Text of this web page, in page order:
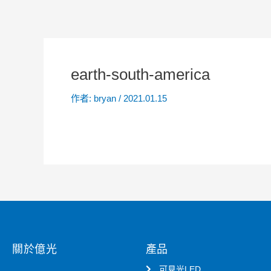
earth-south-america
作者: bryan / 2021.01.15
關於億光 產品